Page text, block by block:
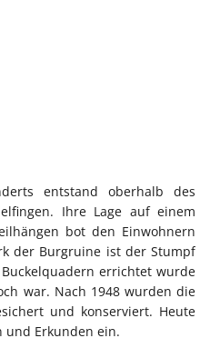
entstand oberhalb des
Ihre Lage auf einem
bot den Einwohnern
der Burgruine ist der Stumpf
errichtet wurde
war. Nach 1948 wurden die
und konserviert. Heute
und Erkunden ein.